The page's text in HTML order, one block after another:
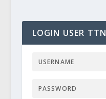
LOGIN USER TTN